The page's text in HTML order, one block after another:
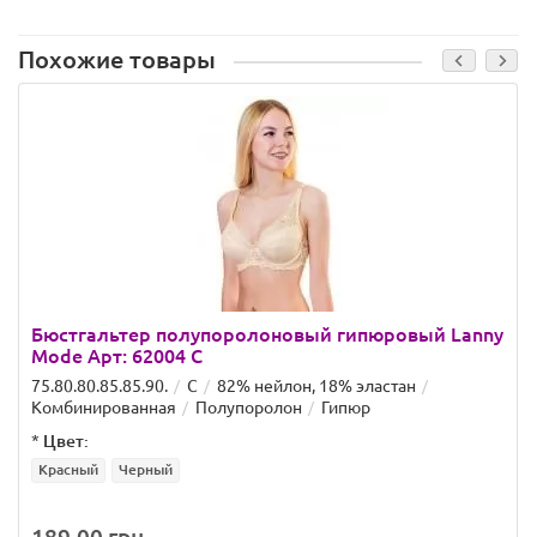
Похожие товары
Бюстгальтер полупоролоновый гипюровый Lanny
Mode Арт: 62004 C
75.80.80.85.85.90. C
82% нейлон, 18% эластан
Комбинированная
Полупоролон
Гипюр
* Цвет:
Красный Черный